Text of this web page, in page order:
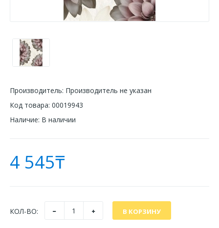
Производитель: Производитель не указан
Код товара: 00019943
Наличие: В наличии
4 545₸
КОЛ-ВО: